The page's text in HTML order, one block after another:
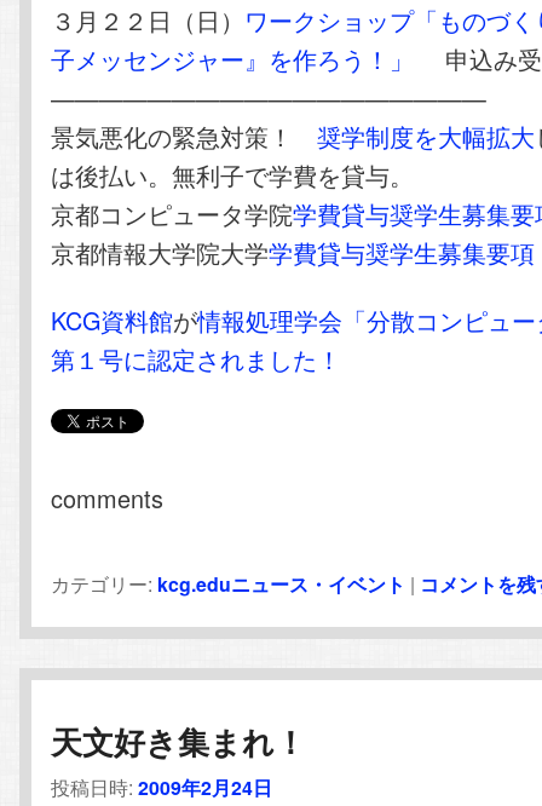
３月２２日（日） ワークショップ「ものづ
子メッセンジャー』を作ろう！」
申込み
——————————————————
景気悪化の緊急対策！奨学制度を大幅拡大
は後払い。無利子で学費を貸与。
京都コンピュータ学院学費貸与奨学生募集要
京都情報大学院大学学費貸与奨学生募集要項
KCG資料館が情報処理学会「分散コンピュ
第１号に認定されました！
comments
カテゴリー: kcg.eduニュース・イベント | コメントを残
天文好き集まれ！
投稿日時:2009年2月24日